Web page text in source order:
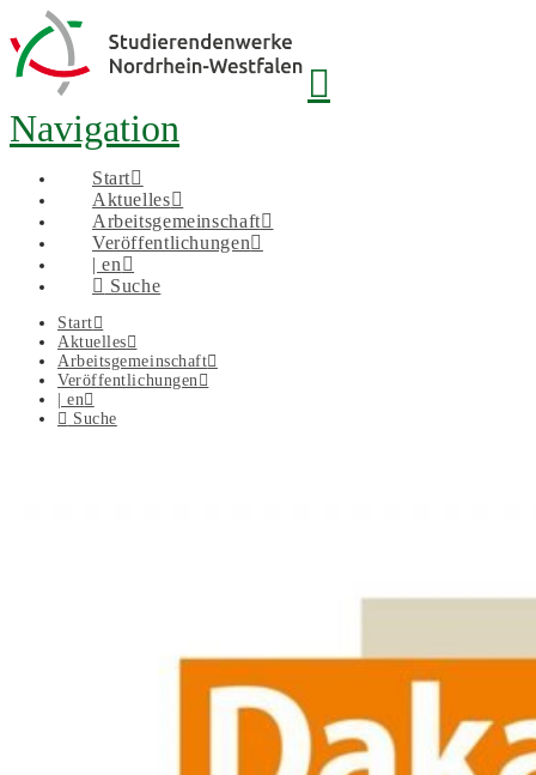
Navigation
Start
Aktuelles
Arbeitsgemeinschaft
Veröffentlichungen
| en
Suche
Start
Aktuelles
Arbeitsgemeinschaft
Veröffentlichungen
| en
Suche